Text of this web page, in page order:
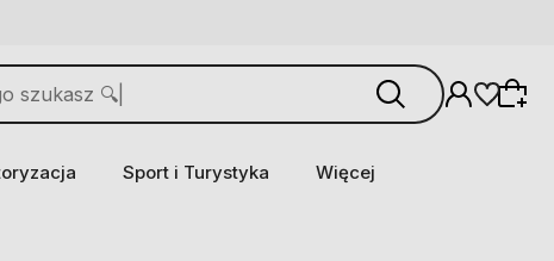
Sport i Turystyka Więcej